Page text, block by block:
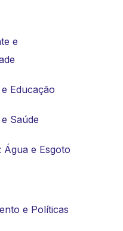
e
Educação
Saúde
Água e Esgoto
e Políticas